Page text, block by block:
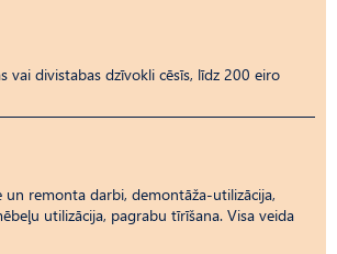
vai divistabas dzīvokli cēsīs, līdz 200 eiro
un remonta darbi, demontāža-utilizācija,
utilizācija, pagrabu tīrīšana. Visa veida